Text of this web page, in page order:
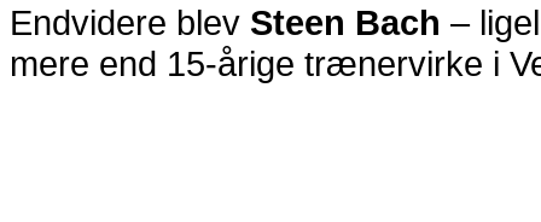
Endvidere blev Steen Bach –
mere end 15-årige trænervirke i